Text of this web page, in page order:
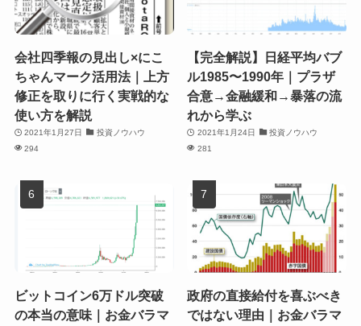
会社四季報の見出し×にこ
ちゃんマーク活用法｜上方
修正を取りに行く実戦的な
使い方を解説
2021年1月27日
投資ノウハウ
294
【完全解説】日経平均バブ
ル1985〜1990年｜プラザ
合意→金融緩和→暴落の流
れから学ぶ
2021年1月24日
投資ノウハウ
281
ビットコイン6万ドル突破
の本当の意味｜お金バラマ
政府の直接給付を喜ぶべき
ではない理由｜お金バラマ